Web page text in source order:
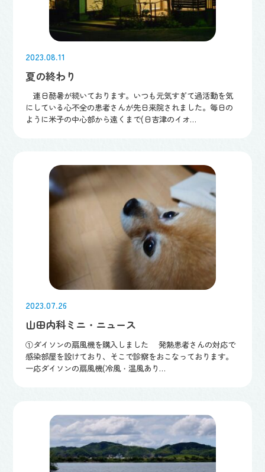
2023.08.11
夏の終わり
連日酷暑が続いております。いつも元気すぎて過活動を気
にしている心不全の患者さんが先日来院されました。毎日の
ように米子の中心部から遠くまで(日吉津のイオ…
2023.07.26
山田内科ミニ・ニュース
①ダイソンの扇風機を購入しました 発熱患者さんの対応で
感染部屋を設けており、そこで診察をおこなっております。
一応ダイソンの扇風機(冷風・温風あり…